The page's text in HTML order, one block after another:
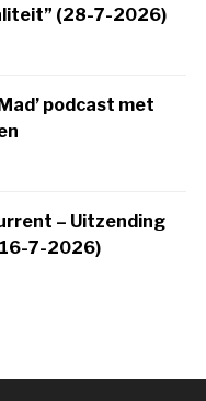
(28-7-2026)
podcast met
– Uitzending
7-2026)